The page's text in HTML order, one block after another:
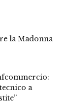
la Madonna
a